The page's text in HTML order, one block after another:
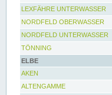
LEXFÄHRE UNTERWASSER
NORDFELD OBERWASSER
NORDFELD UNTERWASSER
TÖNNING
ELBE
AKEN
ALTENGAMME